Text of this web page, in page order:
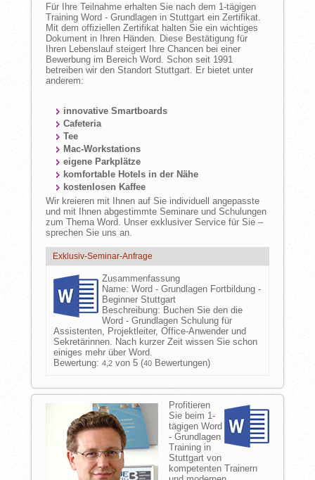
Für Ihre Teilnahme erhalten Sie nach dem 1-tägigen
Training Word - Grundlagen in Stuttgart ein Zertifikat.
Mit dem offiziellen Zertifikat halten Sie ein wichtiges
Dokument in Ihren Händen. Diese Bestätigung für
Ihren Lebenslauf steigert Ihre Chancen bei einer
Bewerbung im Bereich Word. Schon seit 1991
betreiben wir den Standort Stuttgart. Er bietet unter
anderem:
innovative Smartboards
Cafeteria
Tee
Mac-Workstations
eigene Parkplätze
komfortable Hotels in der Nähe
kostenlosen Kaffee
Wir kreieren mit Ihnen auf Sie individuell angepasste
und mit Ihnen abgestimmte Seminare und Schulungen
zum Thema Word. Unser exklusiver Service für Sie –
sprechen Sie uns an.
Exklusiv-Seminar-Anfrage
Zusammenfassung
Name: Word - Grundlagen Fortbildung -
Beginner Stuttgart
Beschreibung: Buchen Sie den die
Word - Grundlagen Schulung für
Assistenten, Projektleiter, Office-Anwender und
Sekretärinnen. Nach kurzer Zeit wissen Sie schon
einiges mehr über Word.
Bewertung: 4,2von 5 (40Bewertungen)
Profitieren
Sie beim 1-
tägigen Word
- Grundlagen
Training in
Stuttgart von
kompetenten Trainern